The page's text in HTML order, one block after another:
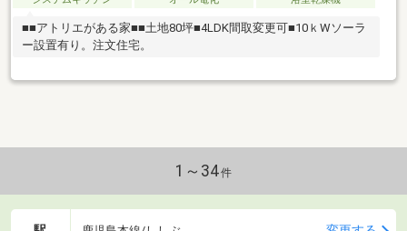
■■アトリエがある家■■土地80坪■4LDK間取変更可■10ｋWソーラ
ー設置有り。注文住宅。
1～34件